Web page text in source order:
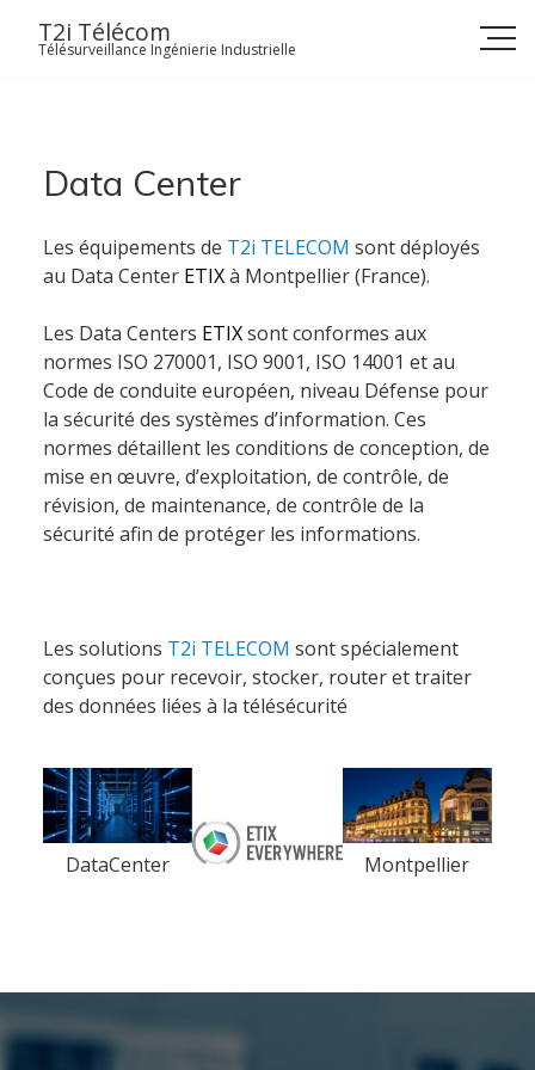
T2i Télécom
Télésurveillance Ingénierie Industrielle
Data Center
Les équipements de T2i TELECOM sont déployés
au Data Center ETIXà Montpellier (France).
Les Data Centers ETIXsontconformes aux
normes ISO 270001, ISO 9001, ISO 14001 et au
Code de conduite européen, niveau Défense pour
la sécurité des systèmes d’information. Ces
normes détaillent les conditions de conception, de
mise en œuvre, d’exploitation, de contrôle, de
révision, de maintenance, de contrôle de la
sécurité afin de protéger les informations.
Les solutions T2i TELECOM sont spécialement
conçues pour recevoir, stocker, router et traiter
des données liées à la télésécurité
DataCenter Montpellier
Accueil
Société
Notre équipe
Nos partenaires
Notre démarche RSE
Certifications